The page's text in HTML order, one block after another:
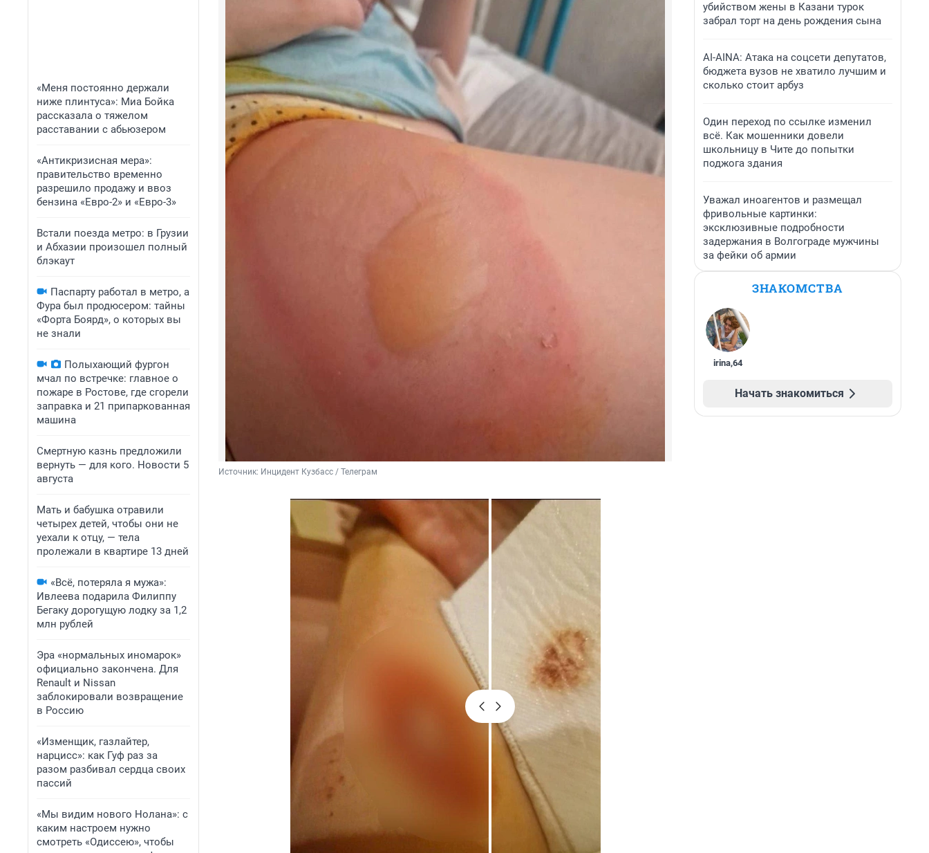
«Меня постоянно держали
ниже плинтуса»: Миа Бойка
рассказала о тяжелом
расставании с абьюзером
«Антикризисная мера»:
правительство временно
разрешило продажу и ввоз
бензина «Евро-2» и «Евро-3»
Встали поезда метро: в Грузии
и Абхазии произошел полный
блэкаут
Паспарту работал в метро, а
Фура был продюсером: тайны
«Форта Боярд», о которых вы
не знали
Полыхающий фургон
мчал по встречке: главное о
пожаре в Ростове, где сгорели
заправка и 21 припаркованная
машина
Смертную казнь предложили
вернуть — для кого. Новости 5
августа
Мать и бабушка отравили
четырех детей, чтобы они не
уехали к отцу, — тела
пролежали в квартире 13 дней
«Всё, потеряла я мужа»:
Ивлеева подарила Филиппу
Бегаку дорогущую лодку за 1,2
млн рублей
Эра «нормальных иномарок»
официально закончена. Для
Renault и Nissan
заблокировали возвращение
в Россию
«Изменщик, газлайтер,
нарцисс»: как Гуф раз за
разом разбивал сердца своих
пассий
«Мы видим нового Нолана»: с
каким настроем нужно
смотреть «Одиссею», чтобы
Источник: Инцидент Кузбасс / Телеграм
убийством жены в Казани турок
забрал торт на день рождения сына
AI-AINA: Атака на соцсети депутатов,
бюджета вузов не хватило лучшим и
сколько стоит арбуз
Один переход по ссылке изменил
всё. Как мошенники довели
школьницу в Чите до попытки
поджога здания
Уважал иноагентов и размещал
фривольные картинки:
эксклюзивные подробности
задержания в Волгограде мужчины
за фейки об армии
ЗНАКОМСТВА
irina,64
Начать знакомиться